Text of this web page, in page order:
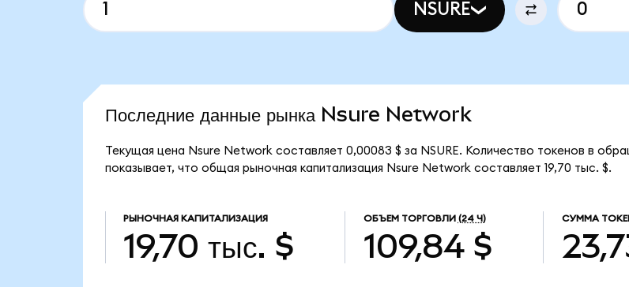
NSURE
Последние данные рынка Nsure Network
Текущая цена Nsure Network составляет 0,00083 $ за NSURE. Количество токенов в
показывает, что общая рыночная капитализация Nsure Network составляет 19,70 тыс. $.
РЫНОЧНАЯ КАПИТАЛИЗАЦИЯ
19,70 тыс. $
ОБЪЕМ ТОРГОВЛИ (24 Ч)
109,84 $
СУММА